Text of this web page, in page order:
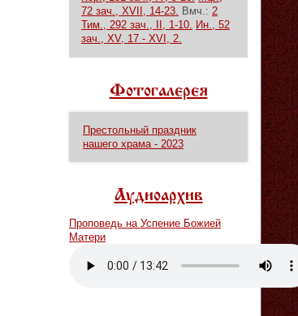
72 зач., XVII, 14-23. Вмч.: 2
Тим., 292 зач., II, 1-10. Ин., 52
зач., XV, 17 - XVI, 2.
Фотогалерея
Престольный праздник
нашего храма - 2023
Аудиоархив
Проповедь на Успение Божией
Матери